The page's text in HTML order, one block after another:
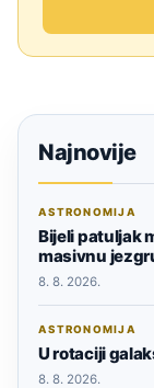
Najnovije
ASTRONOMIJA
Bijeli patuljak
masivnu
8. 8. 2026.
ASTRONOMIJA
U rotaciji
8. 8. 2026.